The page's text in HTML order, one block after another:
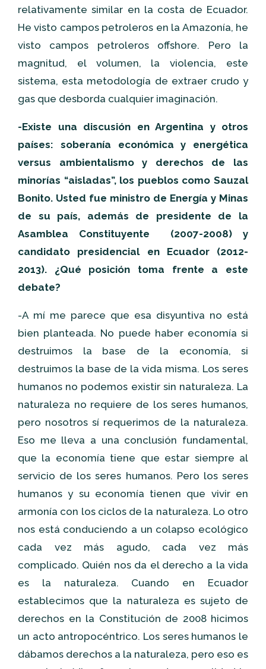
relativamente similar en la costa de Ecuador.
He visto campos petroleros en la Amazonía, he
visto campos petroleros offshore. Pero la
magnitud, el volumen, la violencia, este
sistema, esta metodología de extraer crudo y
gas que desborda cualquier imaginación.
-Existe una discusión en Argentina y otros
países: soberanía económica y energética
versus ambientalismo y derechos de las
minorías “aisladas”, los pueblos como Sauzal
Bonito. Usted fue ministro de Energía y Minas
de su país, además de presidente de la
Asamblea Constituyente (2007-2008) y
candidato presidencial en Ecuador (2012-
2013). ¿Qué posición toma frente a este
debate?
-A mí me parece que esa disyuntiva no está
bien planteada. No puede haber economía si
destruimos la base de la economía, si
destruimos la base de la vida misma. Los seres
humanos no podemos existir sin naturaleza. La
naturaleza no requiere de los seres humanos,
pero nosotros sí requerimos de la naturaleza.
Eso me lleva a una conclusión fundamental,
que la economía tiene que estar siempre al
servicio de los seres humanos. Pero los seres
humanos y su economía tienen que vivir en
armonía con los ciclos de la naturaleza. Lo otro
nos está conduciendo a un colapso ecológico
cada vez más agudo, cada vez más
complicado. Quién nos da el derecho a la vida
es la naturaleza. Cuando en Ecuador
establecimos que la naturaleza es sujeto de
derechos en la Constitución de 2008 hicimos
un acto antropocéntrico. Los seres humanos le
dábamos derechos a la naturaleza, pero eso es